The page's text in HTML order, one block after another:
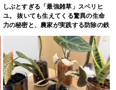
しぶとすぎる「最強雑草」スベリヒ
ユ。 抜いても生えてくる驚異の生命
力の秘密と、農家が実践する防除の鉄
則